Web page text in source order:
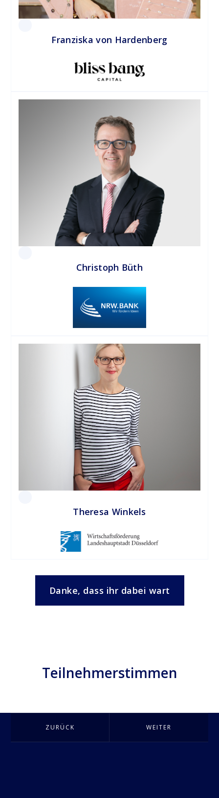
Franziska von Hardenberg
Christoph Büth
Theresa Winkels
Danke, dass ihr dabei wart
Teilnehmerstimmen
ZURÜCK WEITER